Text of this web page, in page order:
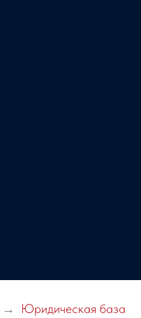
→ Юридическая база